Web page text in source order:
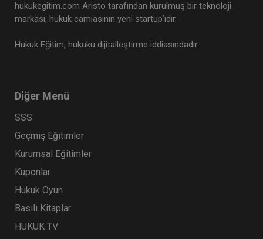
Oturum
360 TL
Tüketici Hukuku Enstitüsü
hukukegitim.com Aristo tarafından kurulmuş bir teknoloji
markası, hukuk camiasının yeni startup’ıdır.
Hukuk Eğitim, hukuku dijitalleştirme iddiasındadır.
Diğer Menü
SSS
Geçmiş Eğitimler
Kurumsal Eğitimler
Kuponlar
Hukuk Oyun
Basılı Kitaplar
HUKUK TV